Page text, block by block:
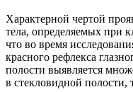
Характерной чертой
тела, определяемых при
что во время
красного рефлекса
полости выявляется
в стекловидной